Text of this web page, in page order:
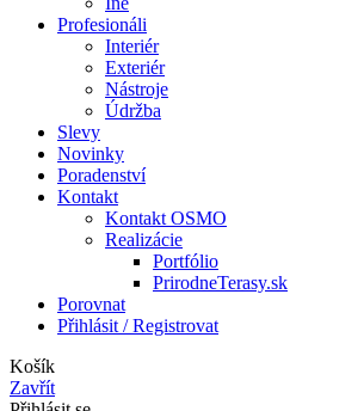
Profesionáli
Interiér
Exteriér
Nástroje
Údržba
Slevy
Novinky
Poradenství
Kontakt
Kontakt OSMO
Realizácie
Portfólio
PrirodneTerasy.sk
Porovnat
Přihlásit / Registrovat
Košík
Zavřít